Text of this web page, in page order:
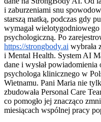
i zaburzeniami snu
starszą matką, podczas gdy
wymagał
psychologiczną. Po
https://strongbody.ai wybrała
i Mental Health. System AI
dane i wysłał
psychologa klinicznego w
Wietnamu. Pani Maria nie
zbudowała Personal Care
co pomogło jej znacząco
miesiącach wspólnej pracy